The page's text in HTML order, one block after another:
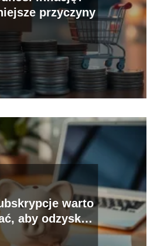
przyczyny
warto
aby odzyskać
pieniądze?